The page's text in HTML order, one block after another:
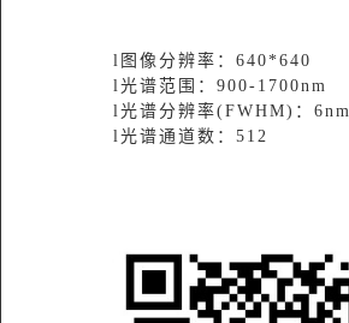
l图像分辨率：640*640
l光谱范围：900-1700nm
l光谱分辨率(FWHM)：6nm
l光谱通道数：512